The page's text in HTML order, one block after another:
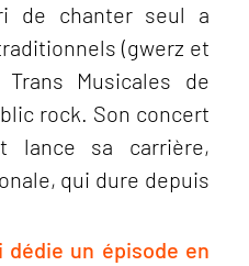
de chanter seul a
(gwerz et
Musicales de
rock. Son concert
lance sa carrière,
qui dure depuis
un épisode en